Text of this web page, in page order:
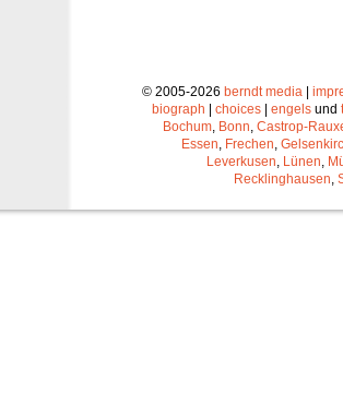
© 2005-2026 berndt media |
biograph | choices | engels und
Bochum Bonn Castrop-
Essen Frechen
Leverkusen Lünen
Recklinghausen